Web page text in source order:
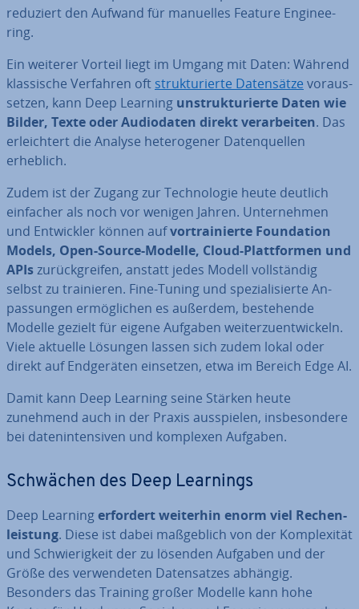
reduziert den Aufwand für manuelles Feature En­gi­nee­
ring.
Ein weiterer Vorteil liegt im Umgang mit Daten: Während
klas­si­sche Verfahren oft struk­tu­rier­te Da­ten­sät­ze vor­aus­
set­zen, kann Deep Learning un­struk­tu­rier­te Daten wie
Bilder, Texte oder Au­dio­da­ten direkt ver­ar­bei­ten. Das
er­leich­tert die Analyse he­te­ro­ge­ner Da­ten­quel­len
erheblich.
Zudem ist der Zugang zur Tech­no­lo­gie heute deutlich
einfacher als noch vor wenigen Jahren. Un­ter­neh­men
und Ent­wick­ler können aufvor­trai­nier­te Foun­da­ti­on
Models, Open-Source-Modelle, Cloud-Platt­for­men und
APIszu­rück­grei­fen, anstatt jedes Modell voll­stän­dig
selbst zu trai­nie­ren. Fine-Tuning und spe­zia­li­sier­te An­
pas­sun­gen er­mög­li­chen es außerdem, be­stehen­de
Modelle gezielt für eigene Aufgaben wei­ter­zu­ent­wi­ckeln.
Viele aktuelle Lösungen lassen sich zudem lokal oder
direkt auf End­ge­rä­ten einsetzen, etwa im Bereich Edge AI.
Damit kann Deep Learning seine Stärken heute
zunehmend auch in der Praxis aus­spie­len, ins­be­son­de­re
bei da­ten­in­ten­si­ven und komplexen Aufgaben.
Schwächen des Deep Learnings
Deep Learningerfordert weiterhin enorm viel Re­chen­
leis­tung. Diese ist dabei maß­geb­lich von der Kom­ple­xi­tät
und Schwie­rig­keit der zu lösenden Aufgaben und der
Größe des ver­wen­de­ten Da­ten­sat­zes abhängig.
Besonders das Training großer Modelle kann hohe